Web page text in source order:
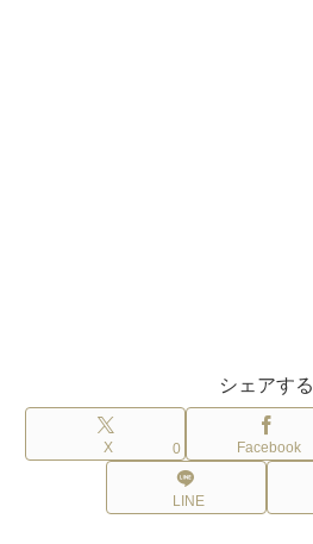
シェアする
X 0 Facebook
LINE